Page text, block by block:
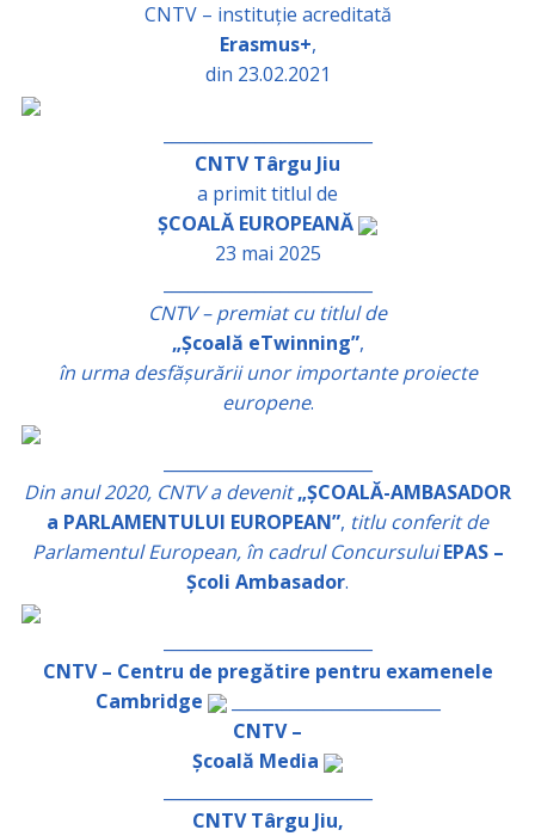
CNTV – instituție acreditată
Erasmus+,
din 23.02.2021
CNTV Târgu Jiu
a primit titlul de
ȘCOALĂ EUROPEANĂ
23 mai 2025
CNTV – premiat cu titlul de
„Școală eTwinning”,
în urma desfășurării unor importante proiecte
europene.
Din anul 2020, CNTV a devenit„ȘCOALĂ-AMBASADOR
a PARLAMENTULUI EUROPEAN”, titlu conferit de
Parlamentul European, în cadrul Concursului EPAS –
Școli Ambasador.
CNTV – Centru de pregătire pentru examenele
Cambridge
_________________________
CNTV –
Școală Media
CNTV Târgu Jiu,